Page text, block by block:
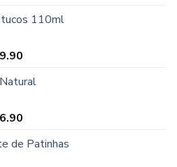
110ml
O
atual
R$49.90.
O
atual
de Patinhas